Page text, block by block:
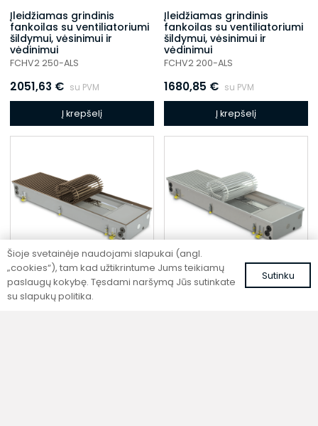
Įleidžiamas grindinis
fankoilas su ventiliatoriumi
šildymui, vėsinimui ir
vėdinimui
FCHV2 250-ALS
2051,63 € su PVM
Į krepšelį
Įleidžiamas grindinis
fankoilas su ventiliatoriumi
šildymui, vėsinimui ir
vėdinimui
FCHV2 200-ALS
1680,85 € su PVM
Į krepšelį
Šioje svetainėje naudojami slapukai (angl.
„cookies“), tam kad užtikrintume Jums teikiamų
paslaugų kokybę. Tęsdami naršymą Jūs sutinkate
su slapukų politika.
Sutinku